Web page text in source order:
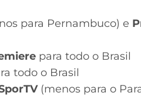
para Pernambuco) e
para todo o Brasil
todo o Brasil
(menos para o